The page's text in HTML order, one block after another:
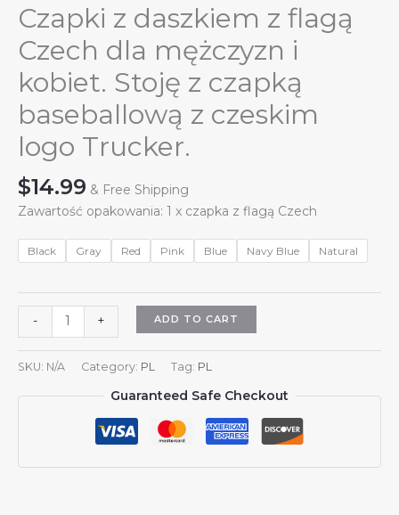
Czapki z daszkiem z flagą
Czech dla mężczyzn i
kobiet. Stoję z czapką
baseballową z czeskim
logo Trucker.
$14.99 & Free Shipping
Zawartość opakowania: 1 x czapka z flagą Czech
Black Gray Red Pink Blue Navy Blue Natural
-
z
daszkiem
z
flagą
+ ADD TO CART
SKU: N/A Category: PL Tag: PL
Guaranteed Safe Checkout